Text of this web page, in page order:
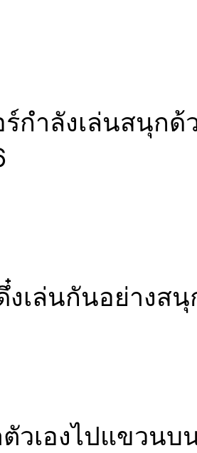
ร์กำลังเล่นสนุก
งเล่นกันอย่างส
วเองไปแขวนบ